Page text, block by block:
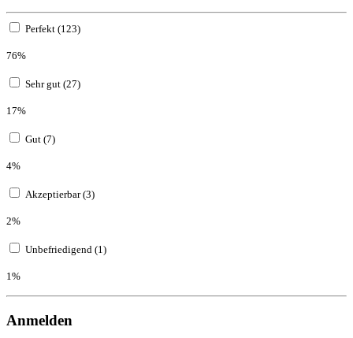
Perfekt (123)
76%
Sehr gut (27)
17%
Gut (7)
4%
Akzeptierbar (3)
2%
Unbefriedigend (1)
1%
Anmelden